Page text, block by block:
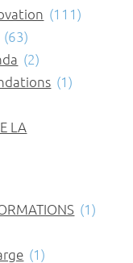
(111)
(63)
(2)
(1)
LA
(1)
(1)